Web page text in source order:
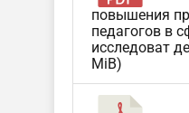
повышения
педагогов в
исследоват
MiB)